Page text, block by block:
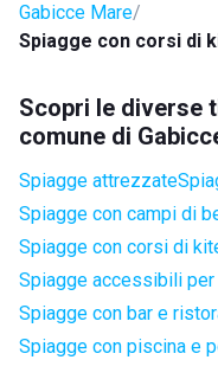
Gabicce Mare
Spiagge con corsi di
Scopri le diverse
comune di
Spiagge attrezzate
Spiagge con campi di
Spiagge con corsi di
Spiagge accessibili
Spiagge con bar e
Spiagge con piscina e